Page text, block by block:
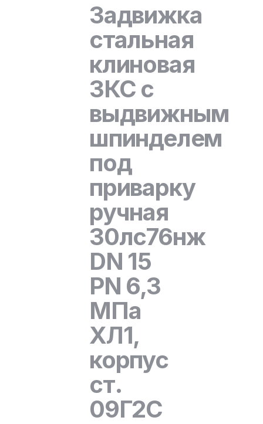
Задвижка
стальная
клиновая
ЗКС с
выдвижным
шпинделем
под
приварку
ручная
30лс76нж
DN 15
PN 6,3
МПа
ХЛ1,
корпус
ст.
09Г2С